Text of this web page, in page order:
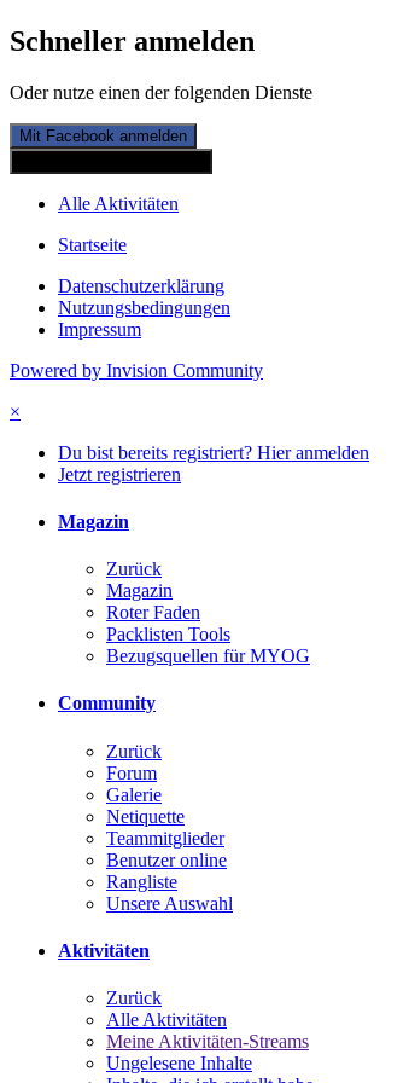
Schneller anmelden
Oder nutze einen der folgenden Dienste
Mit Facebook anmelden
Alle Aktivitäten
Startseite
Datenschutzerklärung
Nutzungsbedingungen
Impressum
Powered by Invision Community
×
Du bist bereits registriert? Hier anmelden
Jetzt registrieren
Magazin
Zurück
Magazin
Roter Faden
Packlisten Tools
Bezugsquellen für MYOG
Community
Zurück
Forum
Galerie
Netiquette
Teammitglieder
Benutzer online
Rangliste
Unsere Auswahl
Aktivitäten
Zurück
Alle Aktivitäten
Meine Aktivitäten-Streams
Ungelesene Inhalte